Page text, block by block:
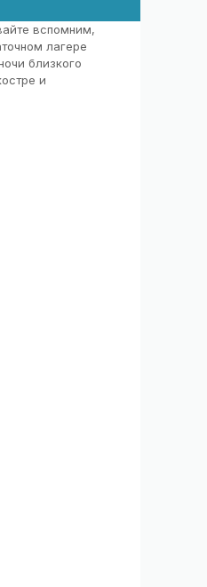
вспомним,
лагере
близкого
и